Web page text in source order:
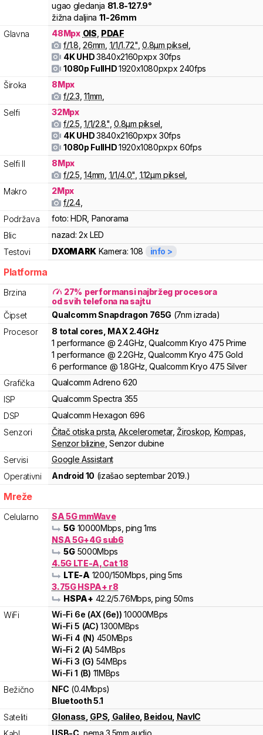
ugao gledanja 81.8-127.9°
žižna daljina 11-26mm
Glavna
48Mpx OIS PDAF
f/1.8 26mm 1/1/1.72" 0.8µm piksel
4K UHD3840x2160pxpx30fps
1080p FullHD1920x1080pxpx240fps
Široka
8Mpx
f/2.3 11mm
Selfi
32Mpx
f/2.5 1/1/2.8" 0.8µm piksel
4K UHD3840x2160pxpx30fps
1080p FullHD1920x1080pxpx60fps
Selfi II
8Mpx
f/2.5 14mm 1/1/4.0" 1.12µm piksel
Makro
2Mpx
f/2.4,
Podržava
foto: HDR, Panorama
Blic
nazad: 2x LED
Testovi
DXOMARK Kamera: 108 info >
Platforma
Brzina 27% performansi najbržeg procesora
od svih telefona na sajtu
Čipset
QualcommSnapdragon 765G (7nm izrada)
Procesor
8 total cores , MAX 2.4GHz
1 performance @ 2.4GHz,Qualcomm Kryo 475 Prime
1 performance @ 2.2GHz,Qualcomm Kryo 475 Gold
6 performance @ 1.8GHz,Qualcomm Kryo 475 Silver
Grafička
Qualcomm Adreno 620
ISP
Qualcomm Spectra 355
DSP
Qualcomm Hexagon 696
Senzori
Čitač otiska prsta ,Akcelerometar,Žiroskop Kompas
Senzor blizine Senzor dubine
Servisi
Google Assistant
Operativni
Android 10 (izašao septembar 2019.)
Mreže
Celularno
SA 5G mmWave
5G 10000Mbps , ping 1ms
NSA 5G+4G sub6
5G 5000Mbps
4.5G LTE-A, Cat 18
LTE-A 1200/150Mbps , ping 5ms
3.75G HSPA+ r8
HSPA+ 42.2/5.76Mbps , ping 50ms
WiFi
Wi-Fi 6e (AX (6e)) 10000MBps
Wi-Fi5 (AC) 1300MBps
Wi-Fi 4 (N) 450MBps
Wi-Fi 2 (A) 54MBps
Wi-Fi3 (G) 54MBps
Wi-Fi1 (B) 11MBps
Bežično
NFC (0.4Mbps)
Bluetooth 5.1
Sateliti
Glonass GPS Galileo Beidou NavIC
USB-C , nema 3.5mm audio